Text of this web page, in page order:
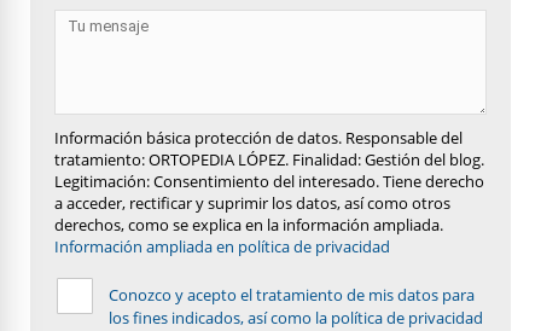
Información básica protección de datos. Responsable del
tratamiento: ORTOPEDIA LÓPEZ. Finalidad: Gestión del blog.
Legitimación: Consentimiento del interesado. Tiene derecho
a acceder, rectificar y suprimir los datos, así como otros
derechos, como se explica en la información ampliada.
Información ampliada en política de privacidad
Conozco y acepto el tratamiento de mis datos para
los fines indicados, así como la política de privacidad